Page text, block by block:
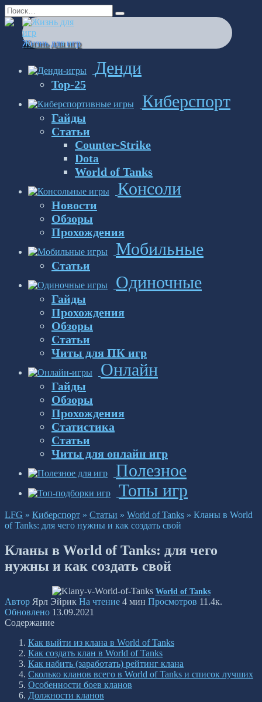
Перейти
к
содержанию
Search
for:
Жизнь для игр
Денди
Top-25
Киберспорт
Гайды
Статьи
Counter-Strike
Dota
World of Tanks
Консоли
Новости
Обзоры
Прохождения
Мобильные
Статьи
Одиночные
Гайды
Прохождения
Обзоры
Статьи
Читы для ПК игр
Онлайн
Гайды
Обзоры
Прохождения
Статистика
Статьи
Читы для онлайн игр
Полезное
Топы игр
LFG » Киберспорт » Статьи » World of Tanks » Кланы в World
of Tanks: для чего нужны и как создать свой
Кланы в World of Tanks: для чего
нужны и как создать свой
World of Tanks
Автор Ярл Эйрик На чтение 4 мин Просмотров 11.4к.
Обновлено 13.09.2021
Содержание
Как выйти из клана в World of Tanks
Как создать клан в World of Tanks
Как набить (заработать) рейтинг клана
Сколько кланов всего в World of Tanks и список лучших
Особенности боев кланов
Должности кланов